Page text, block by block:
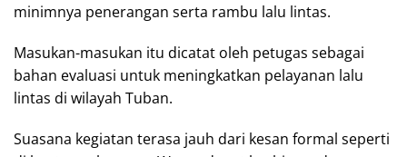
minimnya penerangan serta rambu lalu lintas.
Masukan-masukan itu dicatat oleh petugas sebagai
bahan evaluasi untuk meningkatkan pelayanan lalu
lintas di wilayah Tuban.
Suasana kegiatan terasa jauh dari kesan formal seperti